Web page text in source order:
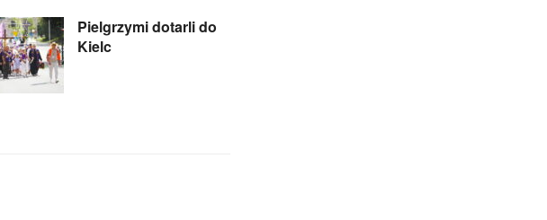
Pielgrzymi dotarli do
Kielc